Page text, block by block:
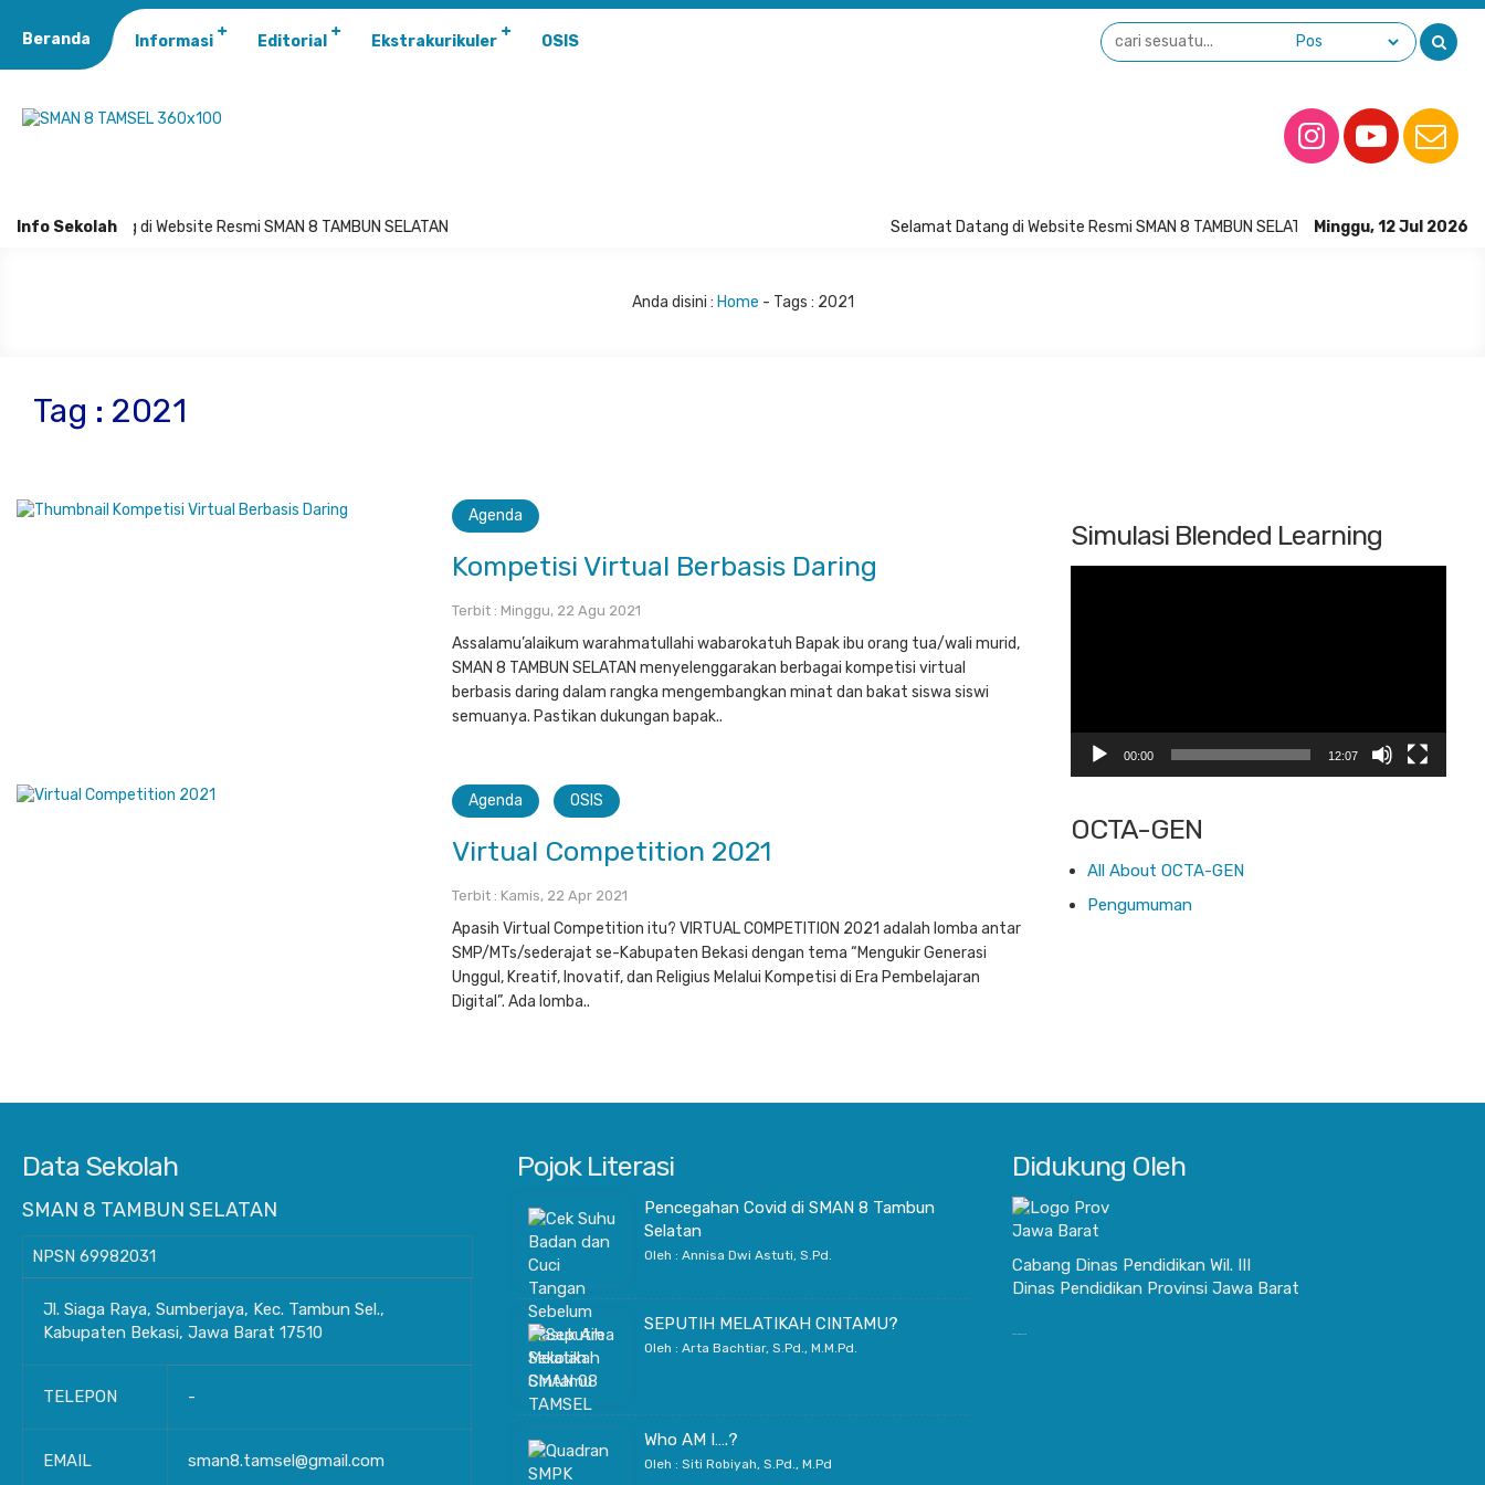
Beranda Informasi Editorial Ekstrakurikuler OSIS
Info Sekolah Minggu, 12 Jul 2026
Selamat Datang di Website Resmi SMAN 8 TAMBUN SELATAN
Selamat Datang di Website Resmi SMAN 8 TAMBUN SELATAN
Anda disini : Home - Tags : 2021
Tag : 2021
Agenda
Kompetisi Virtual Berbasis Daring
Terbit : Minggu, 22 Agu 2021
Assalamu’alaikum warahmatullahi wabarokatuh Bapak ibu orang tua/wali murid,
SMAN 8 TAMBUN SELATAN menyelenggarakan berbagai kompetisi virtual
berbasis daring dalam rangka mengembangkan minat dan bakat siswa siswi
semuanya. Pastikan dukungan bapak..
Agenda OSIS
Virtual Competition 2021
Terbit : Kamis, 22 Apr 2021
Apasih Virtual Competition itu? VIRTUAL COMPETITION 2021 adalah lomba antar
SMP/MTs/sederajat se-Kabupaten Bekasi dengan tema “Mengukir Generasi
Unggul, Kreatif, Inovatif, dan Religius Melalui Kompetisi di Era Pembelajaran
Digital”. Ada lomba..
Simulasi Blended Learning
00:00 12:07
OCTA-GEN
All About OCTA-GEN
Pengumuman
Data Sekolah
SMAN 8 TAMBUN SELATAN
NPSN 69982031
Jl. Siaga Raya, Sumberjaya, Kec. Tambun Sel.,
Kabupaten Bekasi, Jawa Barat 17510
TELEPON -
EMAIL sman8.tamsel@gmail.com
Pojok Literasi
Pencegahan Covid di SMAN 8 Tambun
Selatan
Oleh : Annisa Dwi Astuti, S.Pd.
SEPUTIH MELATIKAH CINTAMU?
Oleh : Arta Bachtiar, S.Pd., M.M.Pd.
Who AM I….?
Oleh : Siti Robiyah, S.Pd., M.Pd
Didukung Oleh
Cabang Dinas Pendidikan Wil. III
Dinas Pendidikan Provinsi Jawa Barat